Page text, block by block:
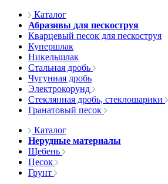
Каталог
Абразивы для пескоструя
Кварцевый песок для пескоструя
Купершлак
Никельшлак
Стальная дробь
Чугунная дробь
Электрокорунд
Стеклянная дробь, стеклошарики
Гранатовый песок
Каталог
Нерудные материалы
Щебень
Песок
Грунт